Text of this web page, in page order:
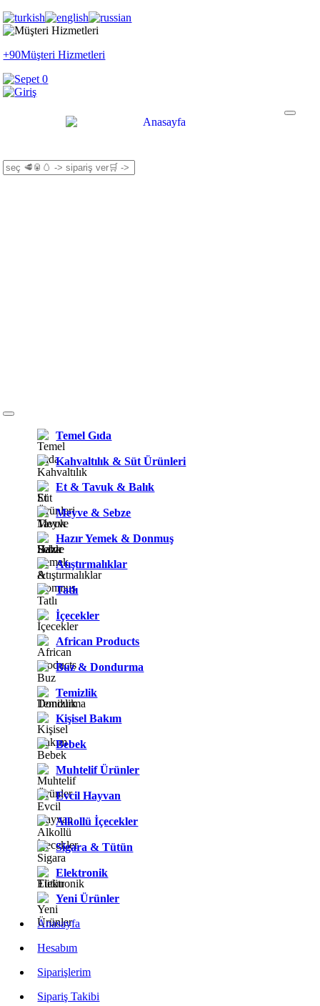
+90Müşteri Hizmetleri
0
Temel Gıda
Kahvaltılık & Süt Ürünleri
Et & Tavuk & Balık
Meyve & Sebze
Hazır Yemek & Donmuş
Atıştırmalıklar
Tatlı
İçecekler
African Products
Buz & Dondurma
Temizlik
Kişisel Bakım
Bebek
Muhtelif Ürünler
Evcil Hayvan
Alkollü İçecekler
Sigara & Tütün
Elektronik
Yeni Ürünler
Anasayfa
Hesabım
Siparişlerim
Sipariş Takibi